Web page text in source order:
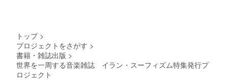
も、この機会にぜひご
賞味あれ。 ちなみに
長（修行中）の身であ
る私もオロオロでし
た。。。。 「濃すぎ
トップ >
プロジェクトをさがす >
書籍・雑誌出版 >
世界を一周する音楽雑誌 イラン・スーフィズム特集発行プ
ロジェクト